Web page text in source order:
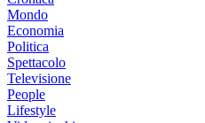
Mondo
Economia
Politica
Spettacolo
Televisione
People
Lifestyle